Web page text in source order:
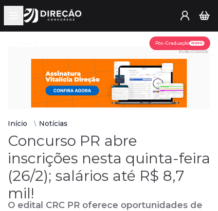
Open main menu
Pós-Graduação NOVO
PUBLICIDADE
Início Notícias
Concurso PR abre
inscrições nesta quinta-feira
(26/2); salários até R$ 8,7
mil!
O edital CRC PR oferece oportunidades de